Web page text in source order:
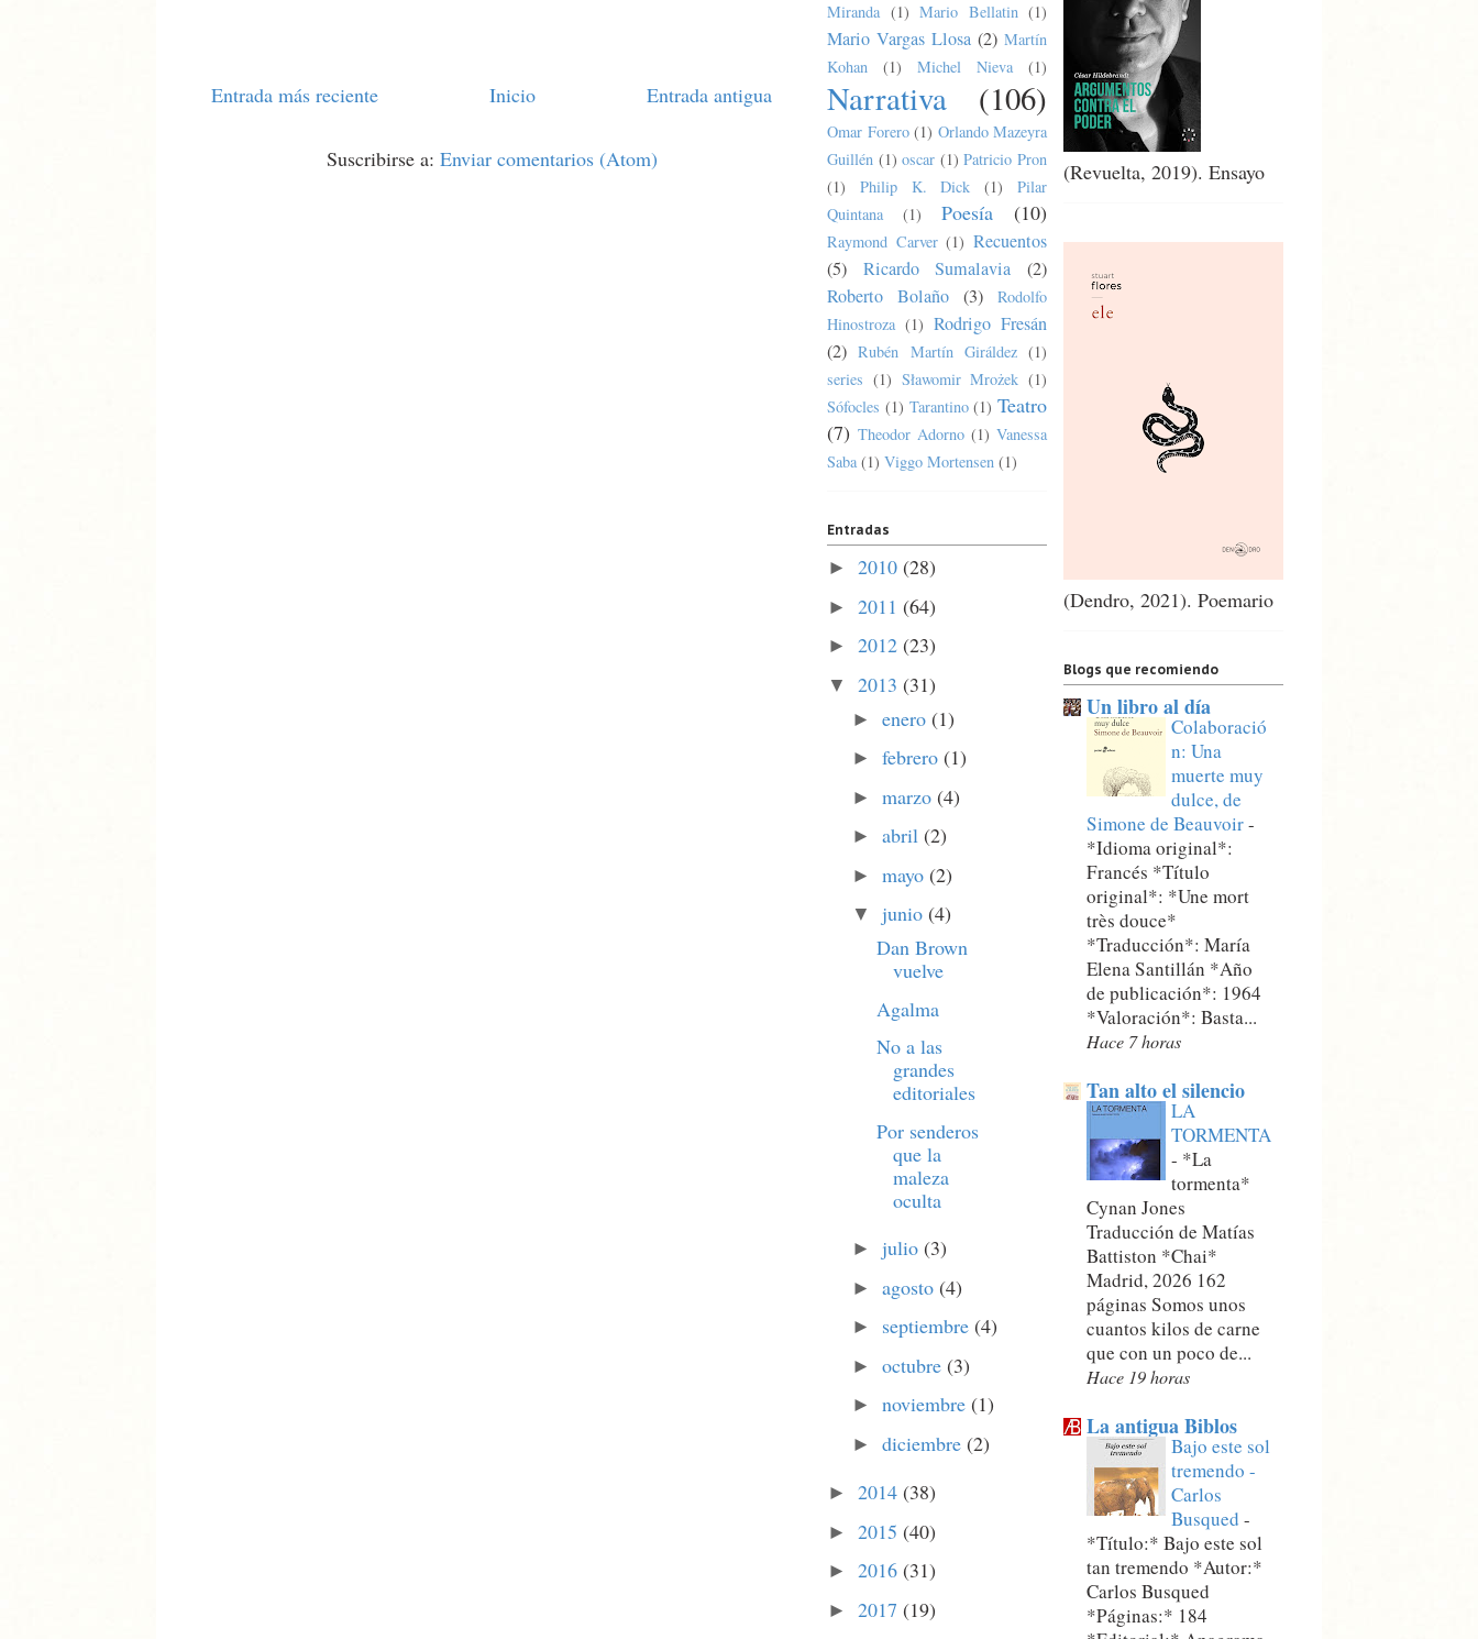
Entrada más reciente Entrada antigua
Inicio
Suscribirse a: Enviar comentarios (Atom)
Miranda (1) Mario Bellatin (1)
Mario Vargas Llosa (2) Martín
Kohan
(1) Michel Nieva (1)
Narrativa (106)
Omar Forero (1) Orlando Mazeyra
Guillén (1) oscar (1) Patricio Pron
(1)
Philip K. Dick (1)
Pilar
Quintana
(1) Poesía (10)
Raymond Carver (1) Recuentos
(5)
Ricardo Sumalavia
(2)
Roberto Bolaño (3)
Rodolfo
Hinostroza (1) Rodrigo Fresán
(2) Rubén Martín Giráldez (1)
series (1) Sławomir Mrożek (1)
Sófocles (1) Tarantino (1) Teatro
(7) Theodor Adorno (1) Vanessa
Saba (1) Viggo Mortensen (1)
Entradas
► 2010 (28)
► 2011 (64)
► 2012 (23)
▼ 2013 (31)
► enero (1)
► febrero (1)
► marzo (4)
► abril (2)
► mayo (2)
▼ junio (4)
Dan Brown
vuelve
Agalma
No a las
grandes
editoriales
Por senderos
que la
maleza
oculta
► julio (3)
► agosto (4)
► septiembre (4)
► octubre (3)
► noviembre (1)
► diciembre (2)
► 2014 (38)
► 2015 (40)
► 2016 (31)
► 2017 (19)
(Revuelta, 2019). Ensayo
(Dendro, 2021). Poemario
Blogs que recomiendo
Un libro al día
Colaboració
n: Una
muerte muy
dulce, de
Simone de Beauvoir-
*Idioma original*:
Francés *Título
original*: *Une mort
très douce*
*Traducción*: María
Elena Santillán *Año
de publicación*: 1964
*Valoración*: Basta...
Hace 7 horas
Tan alto el silencio
LA
TORMENTA
- *La
tormenta*
Cynan Jones
Traducción de Matías
Battiston *Chai*
Madrid, 2026 162
páginas Somos unos
cuantos kilos de carne
que con un poco de...
Hace 19 horas
La antigua Biblos
Bajo este sol
tremendo -
Carlos
Busqued -
*Título:* Bajo este sol
tan tremendo *Autor:*
Carlos Busqued
*Páginas:* 184